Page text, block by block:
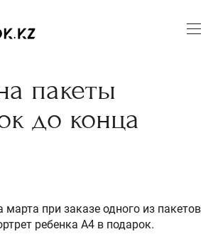
пакеты
до конца
марта при заказе одного из пакетов
ребенка А4 в подарок.